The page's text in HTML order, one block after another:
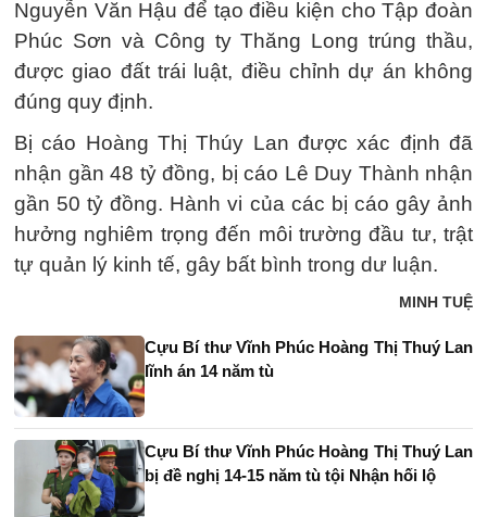
Nguyễn Văn Hậu để tạo điều kiện cho Tập đoàn
Phúc Sơn và Công ty Thăng Long trúng thầu,
được giao đất trái luật, điều chỉnh dự án không
đúng quy định.
Bị cáo Hoàng Thị Thúy Lan được xác định đã
nhận gần 48 tỷ đồng, bị cáo Lê Duy Thành nhận
gần 50 tỷ đồng. Hành vi của các bị cáo gây ảnh
hưởng nghiêm trọng đến môi trường đầu tư, trật
tự quản lý kinh tế, gây bất bình trong dư luận.
MINH TUỆ
Cựu Bí thư Vĩnh Phúc Hoàng Thị Thuý Lan
lĩnh án 14 năm tù
Cựu Bí thư Vĩnh Phúc Hoàng Thị Thuý Lan
bị đề nghị 14-15 năm tù tội Nhận hối lộ